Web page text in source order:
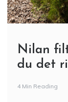
Nilan
du det
4 Min Reading